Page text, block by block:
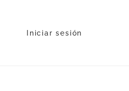
Iniciar sesión